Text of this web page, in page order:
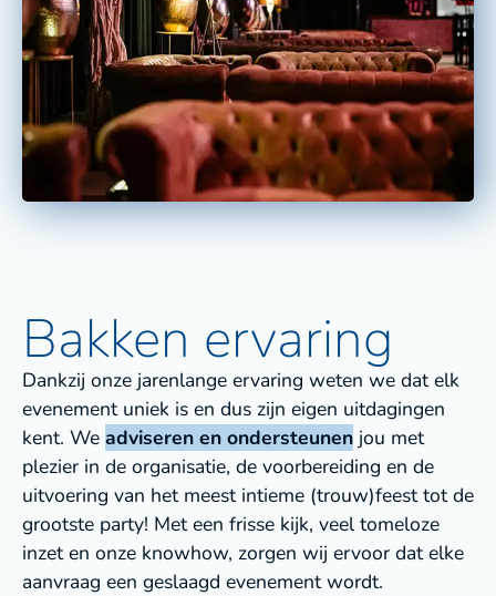
Bakken ervaring
Dankzij onze jarenlange ervaring weten we dat elk
evenement uniek is en dus zijn eigen uitdagingen
kent. We adviseren en ondersteunen jou met
plezier in de organisatie, de voorbereiding en de
uitvoering van het meest intieme (trouw)feest tot de
grootste party! Met een frisse kijk, veel tomeloze
inzet en onze knowhow, zorgen wij ervoor dat elke
aanvraag een geslaagd evenement wordt.